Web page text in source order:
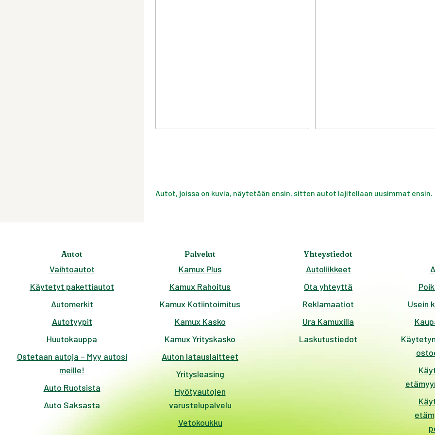
Autot, joissa on kuvia, näytetään ensin, sitten autot lajitellaan uusimmat ensin.
Autot
Vaihtoautot
Käytetyt pakettiautot
Automerkit
Autotyypit
Huutokauppa
Ostetaan autoja – Myy autosi
meille!
Auto Ruotsista
Auto Saksasta
Palvelut
Kamux Plus
Kamux Rahoitus
Kamux Kotiintoimitus
Kamux Kasko
Kamux Yrityskasko
Auton latauslaitteet
Yritysleasing
Hyötyautojen
varustelupalvelu
Vetokoukku
Yhteystiedot
Autoliikkeet
Ota yhteyttä
Reklamaatiot
Ura Kamuxilla
Laskutustiedot
Usein